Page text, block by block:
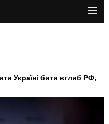
Україні бити вглиб РФ,